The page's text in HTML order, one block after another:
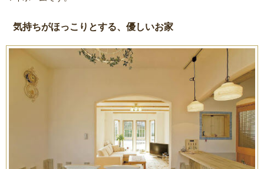
気持ちがほっこりとする、優しいお家